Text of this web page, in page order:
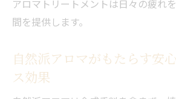
アロマトリートメントは日々の疲れ
間を提供します。
自然派アロマがもたらす安
ス効果